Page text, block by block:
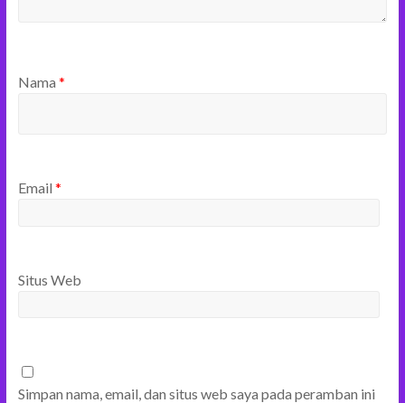
Nama *
Email *
Situs Web
Simpan nama, email, dan situs web saya pada peramban ini